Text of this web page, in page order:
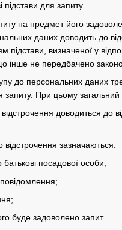
для запиту.
на предмет його
даних доводить до
підстави, визначеної у
інше не передбачено
до персональних даних
запиту. При цьому
доводиться до
зазначаються:
посадової особи;
буде задоволено запит.